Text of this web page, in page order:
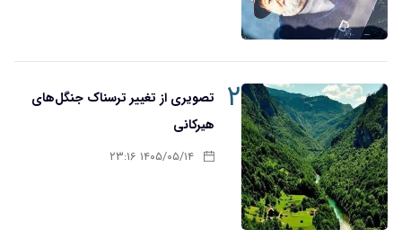
۲
تصویری از تغییر ترسناک جنگل‌های
هیرکانی
۱۴۰۵/۰۵/۱۴ ۲۳:۱۶